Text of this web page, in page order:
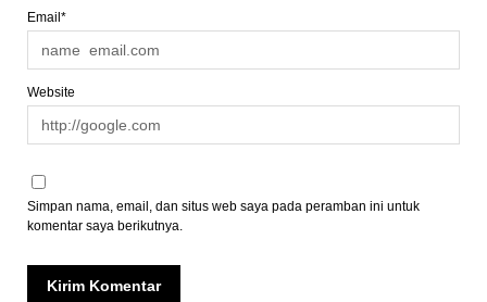
Email*
Website
Simpan nama, email, dan situs web saya pada peramban ini untuk
komentar saya berikutnya.